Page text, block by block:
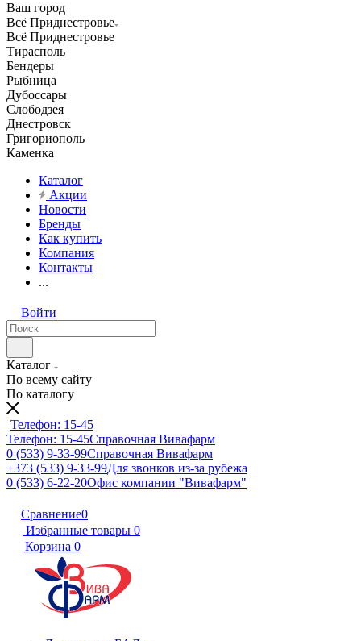
Ваш город
Всё Приднестровье
Всё Приднестровье
Тирасполь
Бендеры
Рыбница
Дубоссары
Слободзея
Днестровск
Григориополь
Каменка
Каталог
Акции
Новости
Бренды
Как купить
Компания
Контакты
...
Войти
Каталог
По всему сайту
По каталогу
Телефон: 15-45
Телефон: 15-45Справочная Вивафарм
0 (533) 9-33-99Справочная Вивафарм
+373 (533) 9-33-99Для звонков из-за рубежа
0 (533) 6-22-20Офис компании "Вивафарм"
Сравнение0
Избранные товары 0
Корзина 0